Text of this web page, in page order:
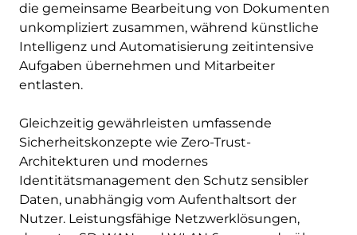
die gemeinsame Bearbeitung von Dokumenten
unkompliziert zusammen, während künstliche
Intelligenz und Automatisierung zeitintensive
Aufgaben übernehmen und Mitarbeiter
entlasten.
Gleichzeitig gewährleisten umfassende
Sicherheitskonzepte wie Zero-Trust-
Architekturen und modernes
Identitätsmanagement den Schutz sensibler
Daten, unabhängig vom Aufenthaltsort der
Nutzer. Leistungsfähige Netzwerklösungen,